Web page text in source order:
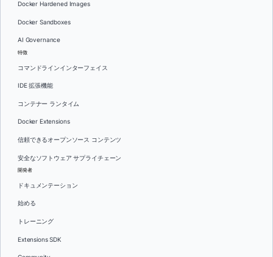
Docker Hardened Images
Docker Sandboxes
AI Governance
特徴
コマンドラインインターフェイス
IDE 拡張機能
コンテナー ランタイム
Docker Extensions
信頼できるオープンソース コンテンツ
安全なソフトウェア サプライチェーン
開発者
ドキュメンテーション
始める
トレーニング
Extensions SDK